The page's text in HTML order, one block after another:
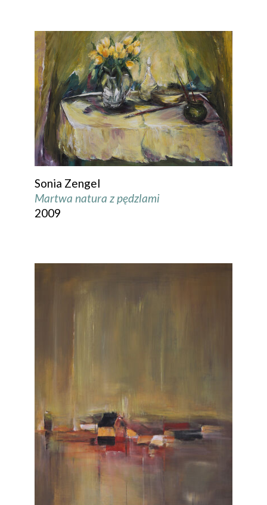
Sonia Zengel
Martwa natura z pędzlami
2009